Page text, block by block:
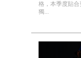
格，本季度貼
獨...